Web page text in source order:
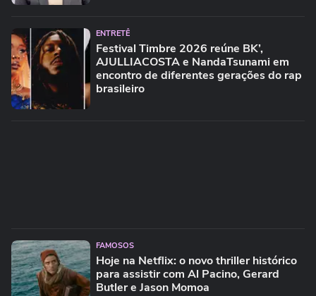
ENTRETÊ
Festival Timbre 2026 reúne BK’,
AJULLIACOSTA e NandaTsunami em
encontro de diferentes gerações do rap
brasileiro
FAMOSOS
Hoje na Netflix: o novo thriller histórico
para assistir com Al Pacino, Gerard
Butler e Jason Momoa